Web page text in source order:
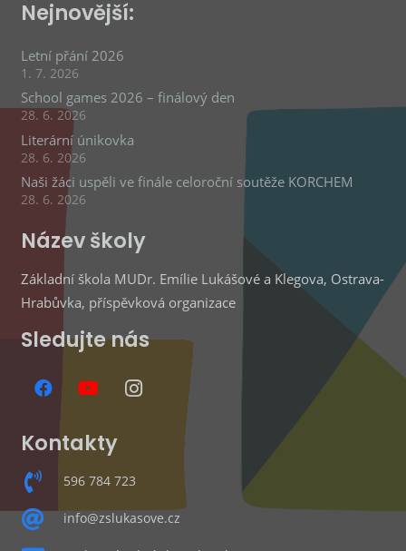
Nejnovější:
Letní přání 2026
1. 7. 2026
School games 2026 – finálový den
28. 6. 2026
Literární únikovka
28. 6. 2026
Naši žáci uspěli ve finále celoroční soutěže KORCHEM
28. 6. 2026
Název školy
Základní škola MUDr. Emílie Lukášové a Klegova, Ostrava-
Hrabůvka, příspěvková organizace
Sledujte nás
Kontakty
596 784 723
info@zslukasove.cz